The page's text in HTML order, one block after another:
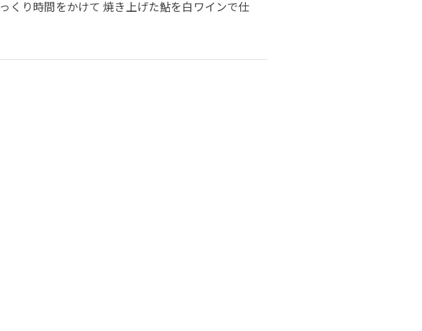
くり時間をかけて 焼き上げた鮎を白ワインで仕